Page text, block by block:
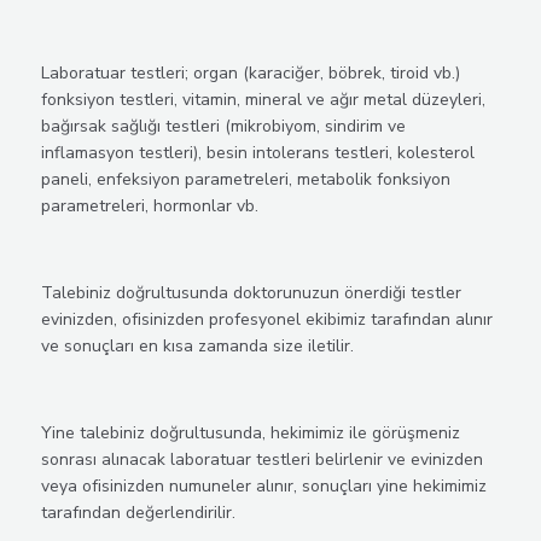
Laboratuar testleri; organ (karaciğer, böbrek, tiroid vb.)
fonksiyon testleri, vitamin, mineral ve ağır metal düzeyleri,
bağırsak sağlığı testleri (mikrobiyom, sindirim ve
inflamasyon testleri), besin intolerans testleri, kolesterol
paneli, enfeksiyon parametreleri, metabolik fonksiyon
parametreleri, hormonlar vb.
Talebiniz doğrultusunda doktorunuzun önerdiği testler
evinizden, ofisinizden profesyonel ekibimiz tarafından alınır
ve sonuçları en kısa zamanda size iletilir.
Yine talebiniz doğrultusunda, hekimimiz ile görüşmeniz
sonrası alınacak laboratuar testleri belirlenir ve evinizden
veya ofisinizden numuneler alınır, sonuçları yine hekimimiz
tarafından değerlendirilir.